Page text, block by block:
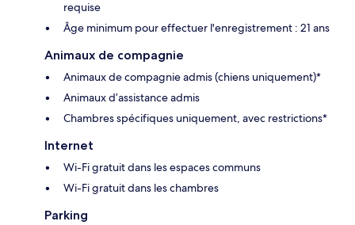
requise
Âge minimum pour effectuer l'enregistrement : 21 ans
Animaux de compagnie
Animaux de compagnie admis (chiens uniquement)*
Animaux d’assistance admis
Chambres spécifiques uniquement, avec restrictions*
Internet
Wi-Fi gratuit dans les espaces communs
Wi-Fi gratuit dans les chambres
Parking